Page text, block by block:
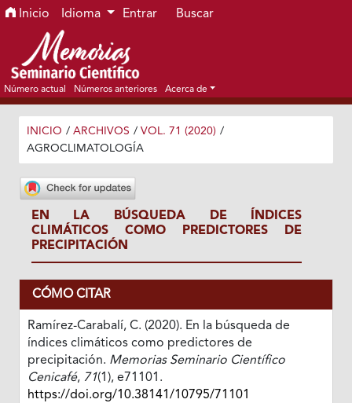
Ir al menú de navegación principal
Ir al contenido principal
Ir al pie de página del sitio
Inicio Idioma Entrar Buscar
Número actual Números anteriores Acerca de
INICIO / ARCHIVOS / VOL. 71 (2020) /
AGROCLIMATOLOGÍA
EN LA BÚSQUEDA DE ÍNDICES
CLIMÁTICOS COMO PREDICTORES DE
PRECIPITACIÓN
CÓMO CITAR
Ramírez-Carabalí, C. (2020). En la búsqueda de
índices climáticos como predictores de
precipitación. Memorias Seminario Científico
Cenicafé, 71(1), e71101.
https://doi.org/10.38141/10795/71101